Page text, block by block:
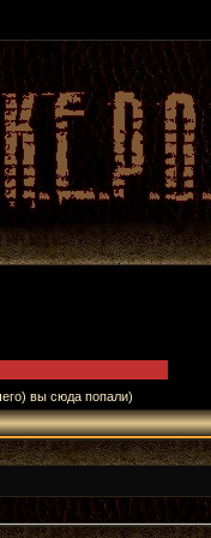
вы сюда попали)